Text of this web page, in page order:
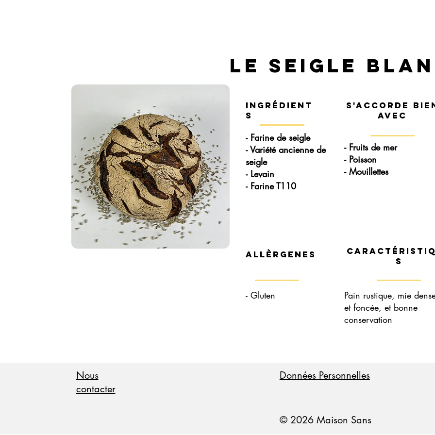
Le Seigle
Ingrédient
s
- Farine de seigle
- Variété ancienne de
seigle
- Levain
- Farine T110
s'accorde
avec
- Fruits de mer
- Poisson
- Mouillettes
Allèrgenes
- Gluten
s
Pain rustique, mie
et foncée, et bonne
conservation
Nous
contacter
Données Personnelles
© 2026 Maison Sans